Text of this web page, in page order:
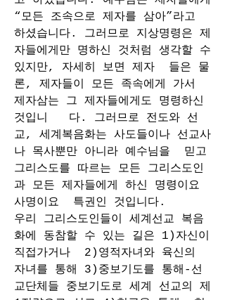
“모든 조속으로 제자를 삼아”라고
하셨습니다. 그러므로 지상명령은 제
자들에게만 명하신 것처럼 생각할 수
있지만, 자세히 보면 제자  들은 물
론, 제자들이 모든 족속에게 가서
제자삼는 그 제자들에게도 명령하신
것입니   다. 그러므로 전도와 선
교, 세계복음화는 사도들이나 선교사
나 목사뿐만 아니라 예수님을  믿고
그리스도를 따르는 모든 그리스도인
과 모든 제자들에게 하신 명령이요
사명이요  특권인 것입니다.
우리 그리스도인들이 세계선교 복음
화에 동참할 수 있는 길은 1)자신이
직접가거나  2)영적자녀와 육신의
자녀를 통해 3)중보기도를 통해-선
교단체들 중보기도로 세계 선교의 제